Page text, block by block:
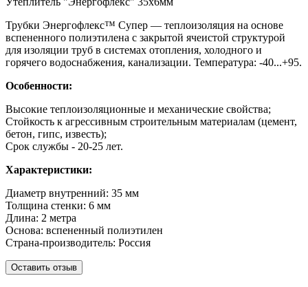
Трубки Энергофлекс™ Супер — теплоизоляция на основе
вспененного полиэтилена с закрытой ячеистой структурой
для изоляции труб в системах отопления, холодного и
горячего водоснабжения, канализации. Температура: -40...+95.
Особенности:
Высокие теплоизоляционные и механические свойства;
Стойкость к агрессивным строительным материалам (цемент,
бетон, гипс, известь);
Cрок службы - 20-25 лет.
Характеристики:
Диаметр внутренний: 35 мм
Толщина стенки: 6 мм
Длина: 2 метра
Основа: вспененный полиэтилен
Страна-производитель: Россия
Оставить отзыв